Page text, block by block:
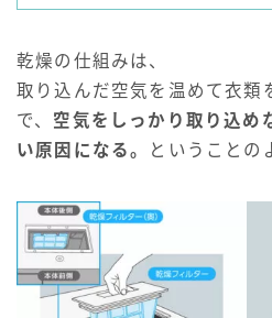
乾燥の仕組みは、
取り込んだ空気を温めて衣類
で、 空気をしっかり取り込め
い原因になる。
ということの